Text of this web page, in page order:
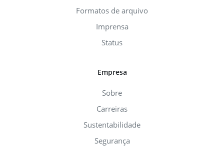
Formatos de arquivo
Imprensa
Status
Empresa
Sobre
Carreiras
Sustentabilidade
Segurança